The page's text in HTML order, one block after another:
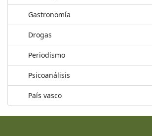
Gastronomía
Drogas
Periodismo
Psicoanálisis
País vasco